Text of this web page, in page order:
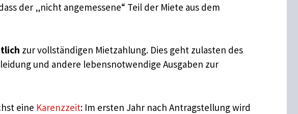
der „nicht angemessene“ Teil der Miete aus dem
zur vollständigen Mietzahlung. Dies geht zulasten des
und andere lebensnotwendige Ausgaben zur
eine Karenzzeit: Im ersten Jahr nach Antragstellung wird